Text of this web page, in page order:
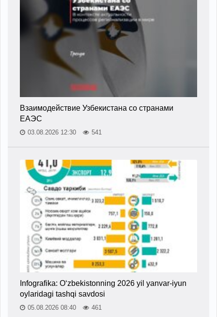
Взаимодействие Узбекистана со странами
ЕАЭС
03.08.2026 12:30 541
Infografika: O‘zbekistonning 2026 yil yanvar-iyun
oylaridagi tashqi savdosi
05.08.2026 08:40 461